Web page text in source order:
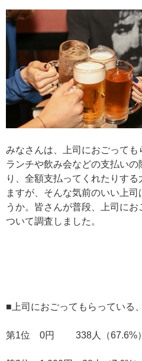
みなさんは、上司におごっても
ランチや飲み会などの支払い
り、全額支払ってくれたりす
ますが、そんな気前のいい上
うか。皆さんが普段、上司に
ついて調査しました。
■上司におごってもらっている
第1位 0円 338人（67.6%）